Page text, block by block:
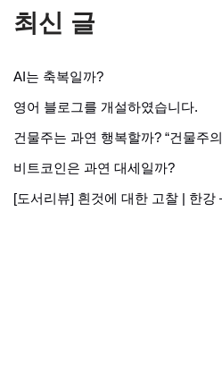
최신 글
AI는 축복일까?
영어 블로그를 개설하였습니다.
건물주는 과연 행복할까? “건물주
비트코인은 과연 대세일까?
[도서리뷰] 흰것에 대한 고찰 | 한강